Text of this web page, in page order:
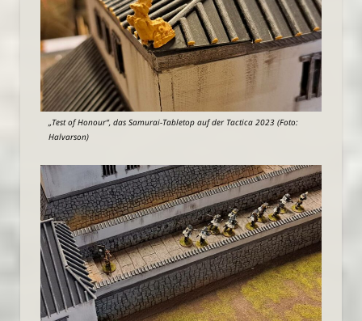
„Test of Honour“, das Samurai-Tabletop auf der Tactica 2023 (Foto:
Halvarson)